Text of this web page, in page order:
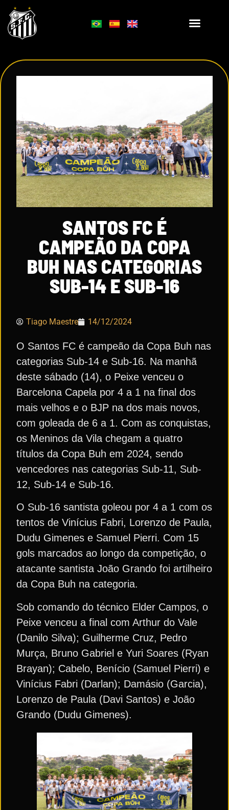
SANTOS FC É
CAMPEÃO DA COPA
BUH NAS CATEGORIAS
SUB-14 E SUB-16
Tiago Maestre 14/12/2024
O Santos FC é campeão da Copa Buh nas
categorias Sub-14 e Sub-16. Na manhã
deste sábado (14), o Peixe venceu o
Barcelona Capela por 4 a 1 na final dos
mais velhos e o BJP na dos mais novos,
com goleada de 6 a 1. Com as conquistas,
os Meninos da Vila chegam a quatro
títulos da Copa Buh em 2024, sendo
vencedores nas categorias Sub-11, Sub-
12, Sub-14 e Sub-16.
O Sub-16 santista goleou por 4 a 1 com os
tentos de Vinícius Fabri, Lorenzo de Paula,
Dudu Gimenes e Samuel Pierri. Com 15
gols marcados ao longo da competição, o
atacante santista João Grando foi artilheiro
da Copa Buh na categoria.
Sob comando do técnico Elder Campos, o
Peixe venceu a final com Arthur do Vale
(Danilo Silva); Guilherme Cruz, Pedro
Murça, Bruno Gabriel e Yuri Soares (Ryan
Brayan); Cabelo, Benício (Samuel Pierri) e
Vinícius Fabri (Darlan); Damásio (Garcia),
Lorenzo de Paula (Davi Santos) e João
Grando (Dudu Gimenes).